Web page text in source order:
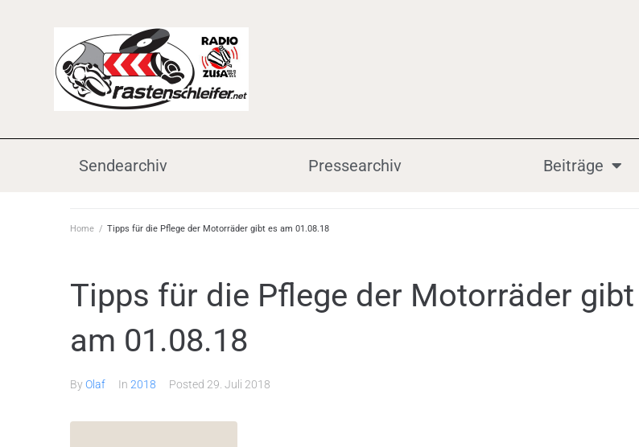
Sendearchiv Pressearchiv Beiträge
Home / Tipps für die Pflege der Motorräder gibt es am 01.08.18
Tipps für die Pflege der Motorräder
am 01.08.18
ByOlaf In 2018 Posted 29. Juli 2018